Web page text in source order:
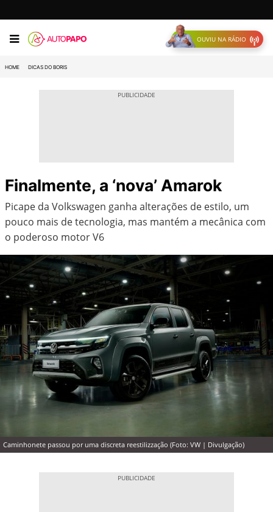
OUVIU NA RÁDIO
HOME DICAS DO BORIS
Finalmente, a ‘nova’ Amarok
Picape da Volkswagen ganha alterações de estilo, um
pouco mais de tecnologia, mas mantém a mecânica com
o poderoso motor V6
Caminhonete passou por uma discreta reestilizzação (Foto: VW | Divulgação)